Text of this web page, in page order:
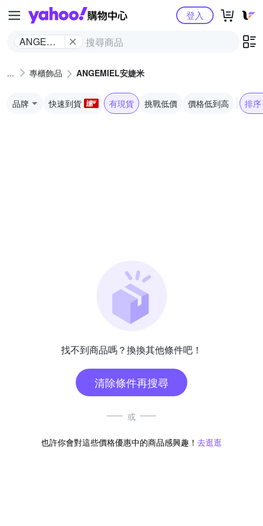
Yahoo購物中心
ANGEMIEL
登入
專櫃飾品 ANGEMIEL安婕米
品牌 快速到貨 有現貨 挑戰低價 價格低到高 排序
找不到商品嗎？換換其他條件吧！
清除條件再搜尋
或
也許你會對這些價格優惠中的商品感興趣！ 去逛逛